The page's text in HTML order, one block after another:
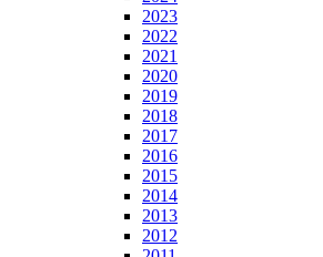
2023
2022
2021
2020
2019
2018
2017
2016
2015
2014
2013
2012